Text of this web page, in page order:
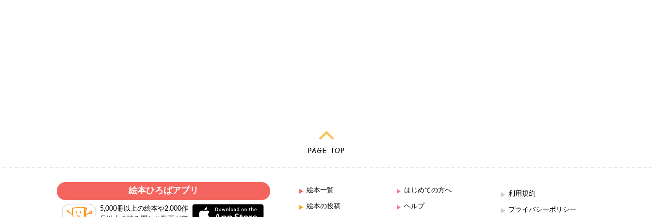
絵本ひろばアプリ
5,000冊以上の絵本や2,000作
絵本一覧
絵本の投稿
はじめての方へ
ヘルプ
利用規約
プライバシーポリシー